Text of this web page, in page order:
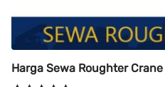
Harga Sewa Roughter Crane